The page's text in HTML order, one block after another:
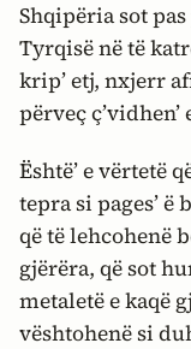
Shqipëria sot pas pagesavet, që merr qeveri’ e
Tyrqisë në të
krip’ etj, nxjerr
përveç ç’vidhen’
Është’ e vërtetë
tepra si pages’
që të lehcohenë
gjërëra, që sot
metaletë e kaqë
vështohenë si